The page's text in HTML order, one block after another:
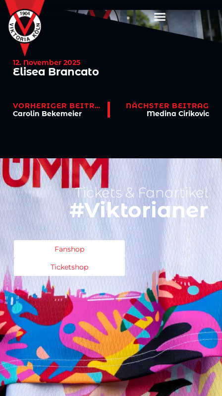
12. November 2025
Elisea Brancato
VORHERIGER BEITRAG
Carolin Bekemeier
NÄCHSTER BEITRAG
Medina Cirikovic
Tickets & Fanartikel
#Viktorianer
Fanshop
Ticketshop